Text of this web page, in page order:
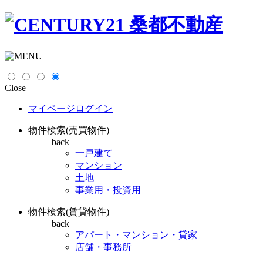
Close
マイページログイン
物件検索(売買物件)
back
一戸建て
マンション
土地
事業用・投資用
物件検索(賃貸物件)
back
アパート・マンション・貸家
店舗・事務所